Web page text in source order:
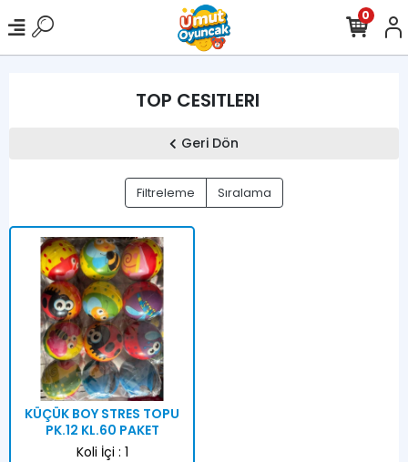
0
TOP CESITLERI
Geri Dön
Filtreleme Sıralama
KÜÇÜK BOY STRES TOPU
PK.12 KL.60 PAKET
Koli İçi : 1